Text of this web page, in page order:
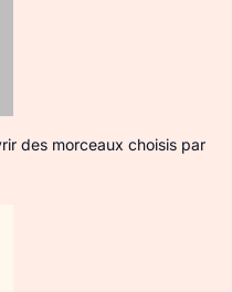
des morceaux choisis par